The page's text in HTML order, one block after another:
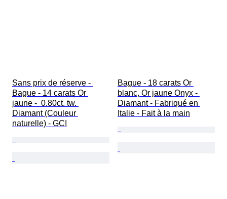
Sans prix de réserve -
Bague - 14 carats Or
jaune -  0.80ct. tw.
Diamant (Couleur
naturelle) - GCI
Bague - 18 carats Or
blanc, Or jaune Onyx -
Diamant - Fabriqué en
Italie - Fait à la main